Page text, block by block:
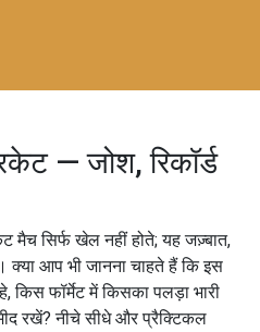
— जोश, रिकॉर्ड
मैच सिर्फ खेल नहीं होते; यह जज़्बात,
क्या आप भी जानना चाहते हैं कि इस
किस फॉर्मेट में किसका पलड़ा भारी
रखें? नीचे सीधे और प्रैक्टिकल